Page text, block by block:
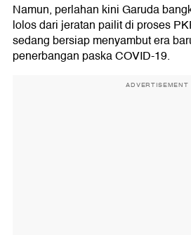
Namun, perlahan kini Garuda
lolos dari jeratan pailit di proses
sedang bersiap menyambut era
penerbangan paska COVID-19.
ADVERTISEMENT